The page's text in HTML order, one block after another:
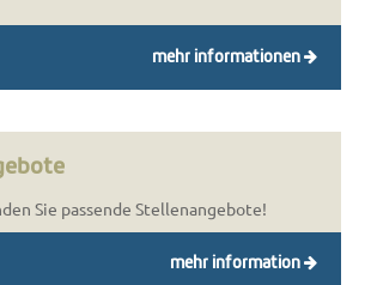
mehr informationen
Sie passende Stellenangebote!
mehr information